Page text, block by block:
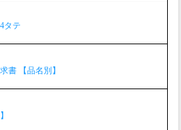
タテ
書 【品名別】